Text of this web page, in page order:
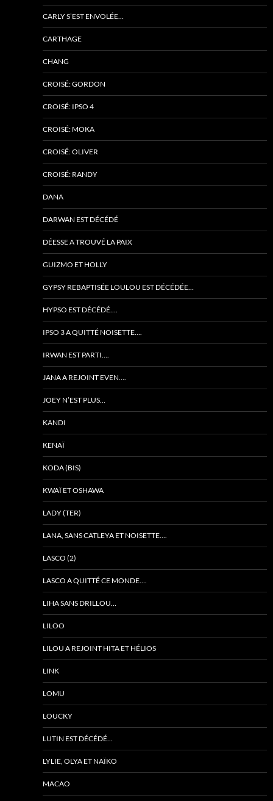
CARLY S’EST ENVOLÉE…
CARTHAGE
CHANG
CROISÉ: GORDON
CROISÉ: IPSO 4
CROISÉ: MOKA
CROISÉ: OLIVER
CROISÉ: RANDY
DANA
DARWAN EST DÉCÉDÉ
DÉESSE A TROUVÉ LA PAIX
GUIZMO ET HOLLY
GYPSY REBAPTISÉE LOULOU EST DÉCÉDÉE…
HYPSO EST DÉCÉDÉ….
IPSO 3 A QUITTÉ NOISETTE….
IRWAN EST PARTI….
JANA A REJOINT EVEN….
JOEY N’EST PLUS…
KANDI
KENAÏ
KODA (BIS)
KWAÏ ET OSHAWA
LADY (TER)
LANA, SANS CATLEYA ET NOISETTE….
LASCO (2)
LASCO A QUITTÉ CE MONDE….
LIHA SANS DRILLOU…
LILOO
LILOU A REJOINT HITA ET HÉLIOS
LINK
LOMU
LOUCKY
LUTIN EST DÉCÉDÉ…
LYLIE, OLYA ET NAÏKO
MACAO